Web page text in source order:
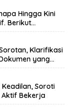
Hingga Kini
Berikut
Klarifikasi
yang
Keadilan, Soroti
Aktif Bekerja